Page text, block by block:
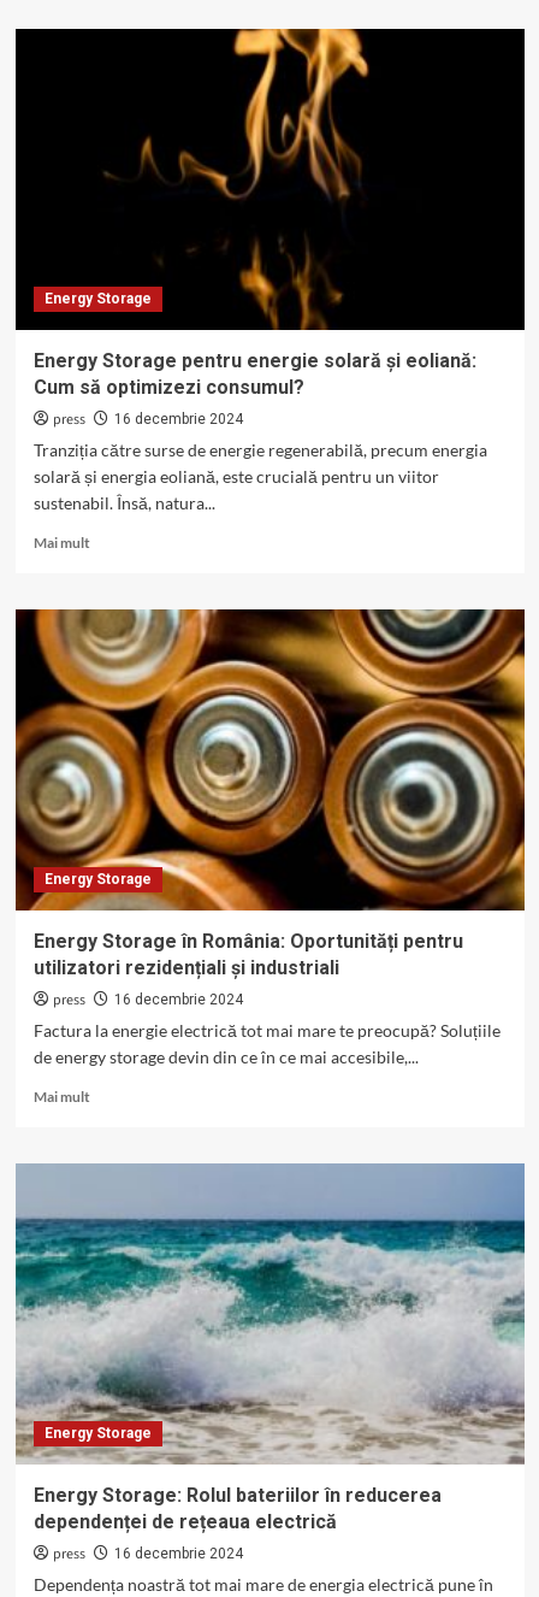
Energy Storage
Energy Storage pentru energie solară și eoliană:
Cum să optimizezi consumul?
press 16 decembrie 2024
Tranziția către surse de energie regenerabilă, precum energia
solară și energia eoliană, este crucială pentru un viitor
sustenabil. Însă, natura...
Mai multRead
Energy
Storage
pentru
energie
solară
și
eoliană:
Cum
să
optimizezi
consumul?
Energy Storage
Energy Storage în România: Oportunități pentru
utilizatori rezidențiali și industriali
press 16 decembrie 2024
Factura la energie electrică tot mai mare te preocupă? Soluțiile
de energy storage devin din ce în ce mai accesibile,...
Mai multRead
Energy
România:
Oportunități
pentru
utilizatori
rezidențiali
și
industriali
Energy Storage
Energy Storage: Rolul bateriilor în reducerea
dependenței de rețeaua electrică
press 16 decembrie 2024
Dependența noastră tot mai mare de energia electrică pune în